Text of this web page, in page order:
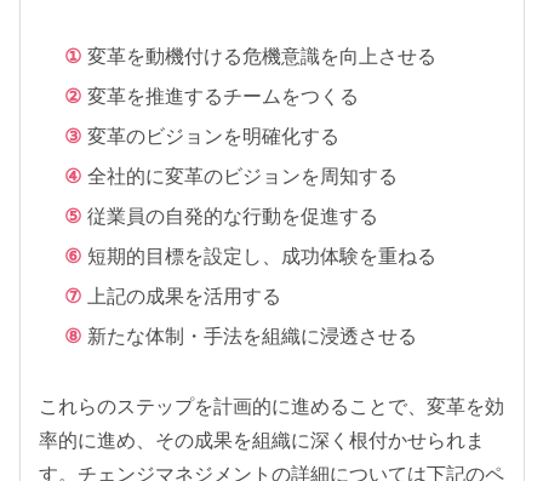
変革を動機付ける危機意識を向上させる
変革を推進するチームをつくる
変革のビジョンを明確化する
全社的に変革のビジョンを周知する
従業員の自発的な行動を促進する
短期的目標を設定し、成功体験を重ねる
上記の成果を活用する
新たな体制・手法を組織に浸透させる
これらのステップを計画的に進めることで、変革を効
率的に進め、その成果を組織に深く根付かせられま
す。チェンジマネジメントの詳細については下記のペ